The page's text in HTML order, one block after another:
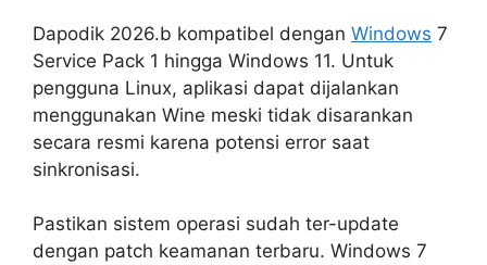
Dapodik 2026.b kompatibel dengan Windows 7
Service Pack 1 hingga Windows 11. Untuk
pengguna Linux, aplikasi dapat dijalankan
menggunakan Wine meski tidak disarankan
secara resmi karena potensi error saat
sinkronisasi.
Pastikan sistem operasi sudah ter-update
dengan patch keamanan terbaru. Windows 7